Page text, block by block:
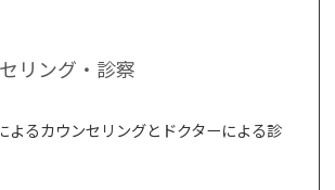
リング・診察
よるカウンセリングとドクターによる診